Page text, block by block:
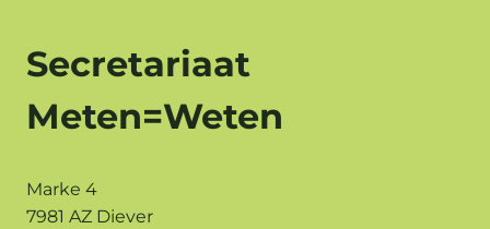
Secretariaat
Meten=Weten
Marke 4
7981 AZ Diever